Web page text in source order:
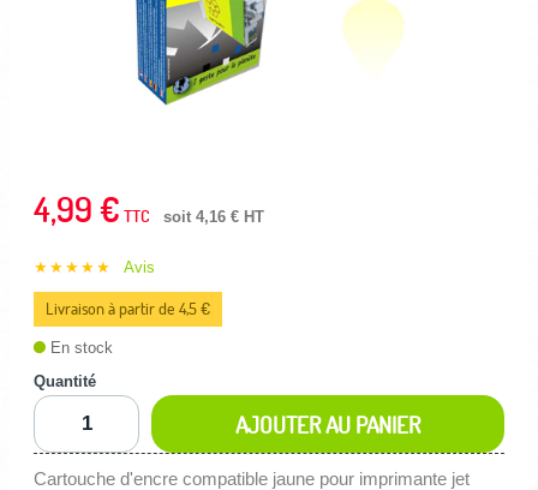
4,99 € TTC soit 4,16 € HT
★★★★★ Avis
Livraison à partir de 4,5 €
En stock
Quantité
AJOUTER AU PANIER
Cartouche d'encre compatible jaune pour imprimante jet